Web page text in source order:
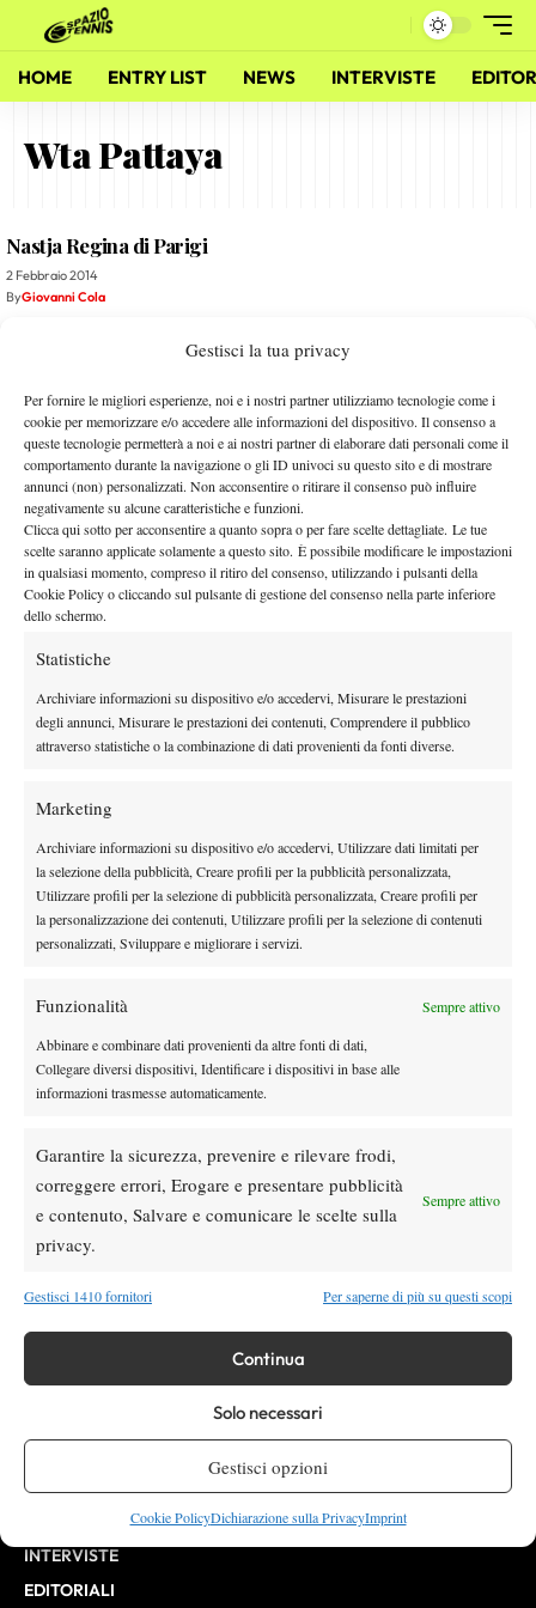
Gestisci la tua privacy
Per fornire le migliori esperienze, noi e i nostri partner utilizziamo tecnologie come i
cookie per memorizzare e/o accedere alle informazioni del dispositivo. Il consenso a
queste tecnologie permetterà a noi e ai nostri partner di elaborare dati personali come il
comportamento durante la navigazione o gli ID univoci su questo sito e di mostrare
annunci (non) personalizzati. Non acconsentire o ritirare il consenso può influire
negativamente su alcune caratteristiche e funzioni.
Clicca qui sotto per acconsentire a quanto sopra o per fare scelte dettagliate. Le tue
scelte saranno applicate solamente a questo sito. È possibile modificare le impostazioni
in qualsiasi momento, compreso il ritiro del consenso, utilizzando i pulsanti della
Cookie Policy o cliccando sul pulsante di gestione del consenso nella parte inferiore
dello schermo.
Statistiche
Archiviare informazioni su dispositivo e/o accedervi, Misurare le prestazioni
degli annunci, Misurare le prestazioni dei contenuti, Comprendere il pubblico
attraverso statistiche o la combinazione di dati provenienti da fonti diverse.
Marketing
Archiviare informazioni su dispositivo e/o accedervi, Utilizzare dati limitati per
la selezione della pubblicità, Creare profili per la pubblicità personalizzata,
Utilizzare profili per la selezione di pubblicità personalizzata, Creare profili per
la personalizzazione dei contenuti, Utilizzare profili per la selezione di contenuti
personalizzati, Sviluppare e migliorare i servizi.
Funzionalità Sempre attivo
Abbinare e combinare dati provenienti da altre fonti di dati,
Collegare diversi dispositivi, Identificare i dispositivi in base alle
informazioni trasmesse automaticamente.
Garantire la sicurezza, prevenire e rilevare frodi,
correggere errori, Erogare e presentare pubblicità
e contenuto, Salvare e comunicare le scelte sulla
privacy.
Sempre attivo
Gestisci 1410 fornitori Per saperne di più su questi scopi
Continua
Solo necessari
Gestisci opzioni
Cookie PolicyDichiarazione sulla PrivacyImprint
HOME ENTRY LIST NEWS INTERVISTE
Wta Pattaya
Nastja Regina di Parigi
2 Febbraio 2014
ByGiovanni Cola
Road to Doha: In campo Masha e Vera
6 Febbraio 2012
Sergio Pastena
Brava Sara! Sfiorato il Trionfo a Pattaya
14 Febbraio 2011
Sergio Pastena
X
Youtube
10268 del 15/09/2025
Editore:VIBES MEDIA SRL , P.iva 14250480960
Direttore Responsabile: Alessandro Nizegorodcew
HOME
ATP
ATP FINALS
INTERVISTE
EDITORIALI